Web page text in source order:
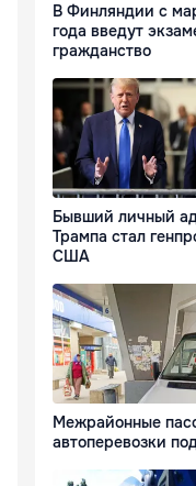
В Финляндии с
года введут
гражданство
Бывший личный
Трампа стал
США
Межрайонные
автоперевозки